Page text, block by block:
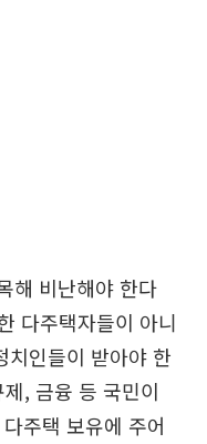
해 비난해야 한다
다주택자들이 아니
치인들이 받아야 한
, 금융 등 국민이
주택 보유에 주어